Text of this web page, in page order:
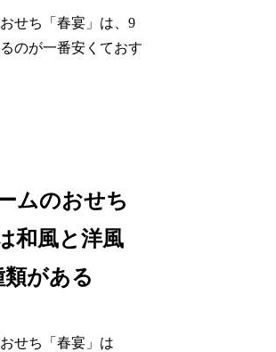
せち「春宴」は、9
のが一番安くておす
ムのおせち
和風と洋風
類がある
せち「春宴」は